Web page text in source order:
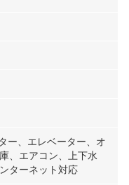
ー、エレベーター、オ
、エアコン、上下水
ターネット対応